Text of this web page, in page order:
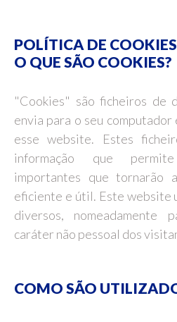
POLÍTICA DE COOKIES
O QUE SÃO COOKIES?
"Cookies" são ficheiros de
envia para o seu
esse website. Estes
informação que
importantes que tornarão
eficiente e útil. Este website
diversos, nomeadamente
caráter não pessoal dos
COMO SÃO